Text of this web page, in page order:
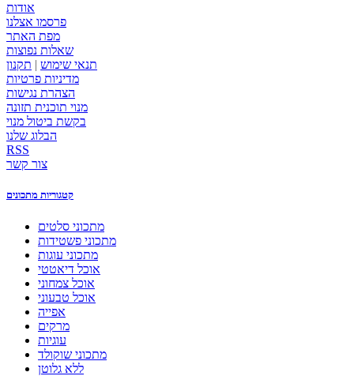
אודות
פרסמו אצלנו
מפת האתר
שאלות נפוצות
תנאי שימוש | תקנון
מדיניות פרטיות
הצהרת נגישות
מנוי תוכנית תזונה
בקשת ביטול מנוי
הבלוג שלנו
RSS
צור קשר
קטגוריות מתכונים
מתכוני סלטים
מתכוני פשטידות
מתכוני עוגות
אוכל דיאטטי
אוכל צמחוני
אוכל טבעוני
אפייה
מרקים
עוגיות
מתכוני שוקולד
ללא גלוטן